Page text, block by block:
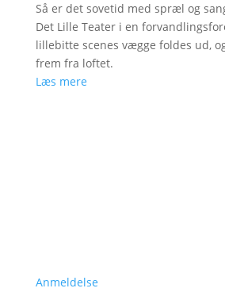
Så er det sovetid med spræl og
Det Lille Teater i en
lillebitte scenes vægge foldes ud,
frem fra loftet.
Læs mere
Anmeldelse